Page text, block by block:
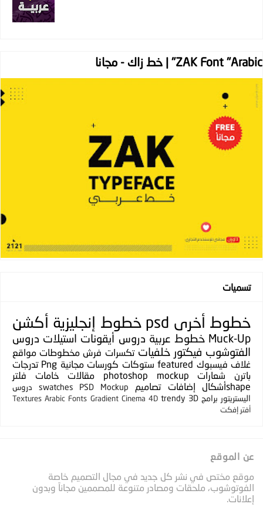
ZAK Font "Arabic" | خط زاك - مجانا
تسميات
خطوط أخرى psd خطوط إنجليزية أكشن
Muck-Up خطوط عربية دروس أيقونات استيلات دروس
الفتوشوب فيكتور خلفيات تكسرات فرش مخطوطات مواقع
غلاف فيسبوك featured ستوكات كورسات مجانية Png تدرجات
باترن
شعارات photoshop mockup مقالات خامات
فلتر
shapeأشكال
إضافات تصاميم PSD Mockup
swatches
دروس
اليستريتور برامج 3D
trendy
Cinema 4D
Gradient
Arabic Fonts
Textures
أفتر إفكت
عن الموقع
موقع مختص في نشر كل جديد في مجال التصميم خاصة
الفوتوشوب، ملحقات ومصادر متنوعة للمصممين مجاناً وبدون
إعلانات.